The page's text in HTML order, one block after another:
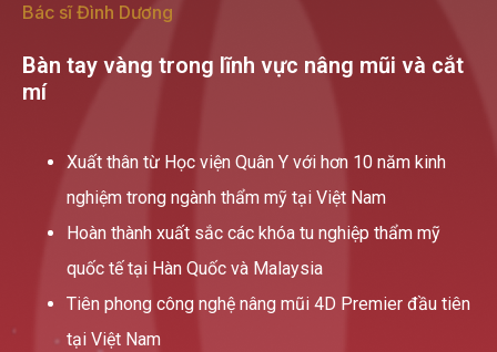
Bác sĩ Đình Dương
Bàn tay vàng trong lĩnh vực nâng mũi và cắt
mí
Xuất thân từ Học viện Quân Y với hơn 10 năm kinh
nghiệm trong ngành thẩm mỹ tại Việt Nam
Hoàn thành xuất sắc các khóa tu nghiệp thẩm mỹ
quốc tế tại Hàn Quốc và Malaysia
Tiên phong công nghệ nâng mũi 4D Premier đầu tiên
tại Việt Nam